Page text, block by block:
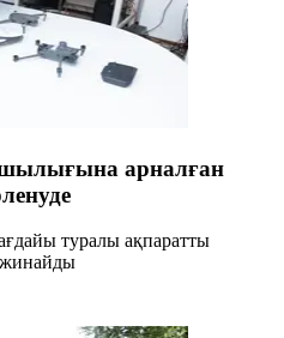
арналған
туралы ақпаратты